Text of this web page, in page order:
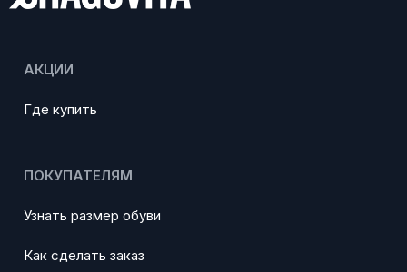
АКЦИИ
Где купить
ПОКУПАТЕЛЯМ
Узнать размер обуви
Как сделать заказ